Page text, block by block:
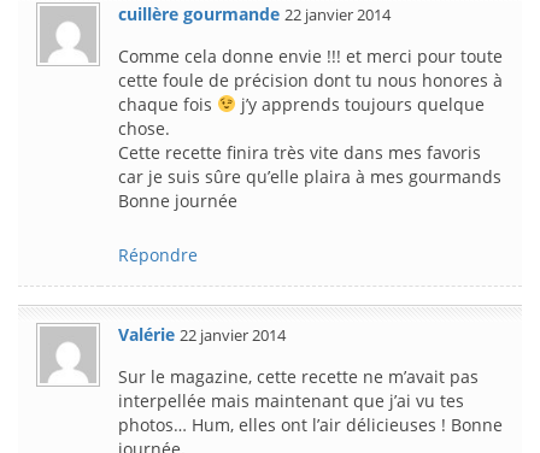
cuillère gourmande 22 janvier 2014
Comme cela donne envie !!! et merci pour toute
cette foule de précision dont tu nous honores à
chaque fois
j’y apprends toujours quelque
chose.
Cette recette finira très vite dans mes favoris
car je suis sûre qu’elle plaira à mes gourmands
Bonne journée
Répondre
Valérie 22 janvier 2014
Sur le magazine, cette recette ne m’avait pas
interpellée mais maintenant que j’ai vu tes
photos… Hum, elles ont l’air délicieuses ! Bonne